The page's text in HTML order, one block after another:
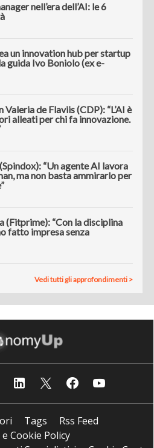
nell’era dell’AI: le 6
un innovation hub per startup
guida Ivo Boniolo (ex e-
de Flaviis (CDP): “L’AI è
alleati per chi fa innovazione.
“Un agente AI lavora
ma non basta ammirarlo per
(Fitprime): “Con la disciplina
fatto impresa senza
Vedi tutti gli approfondimenti >
Tags
Rss Feed
e Cookie Policy